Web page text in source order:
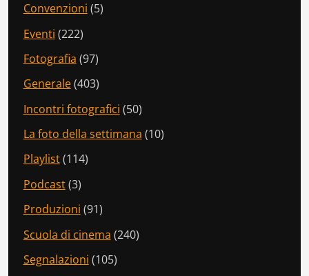
Convenzioni (5)
Eventi (222)
Fotografia (97)
Generale(403)
Incontri fotografici (50)
La foto della settimana (10)
Playlist(114)
Podcast(3)
Produzioni (91)
Scuola di cinema (240)
Segnalazioni (105)